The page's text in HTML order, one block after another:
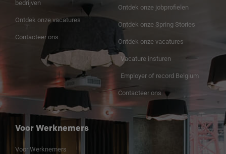
bedrijven
Ontdek onze vacatures
Contacteer ons
Ontdek onze jobprofielen
Ontdek onze Spring Stories
Ontdek onze vacatures
Vacature insturen
Employer of record Belgium
Contacteer ons
Voor Werknemers
Voor Werknemers